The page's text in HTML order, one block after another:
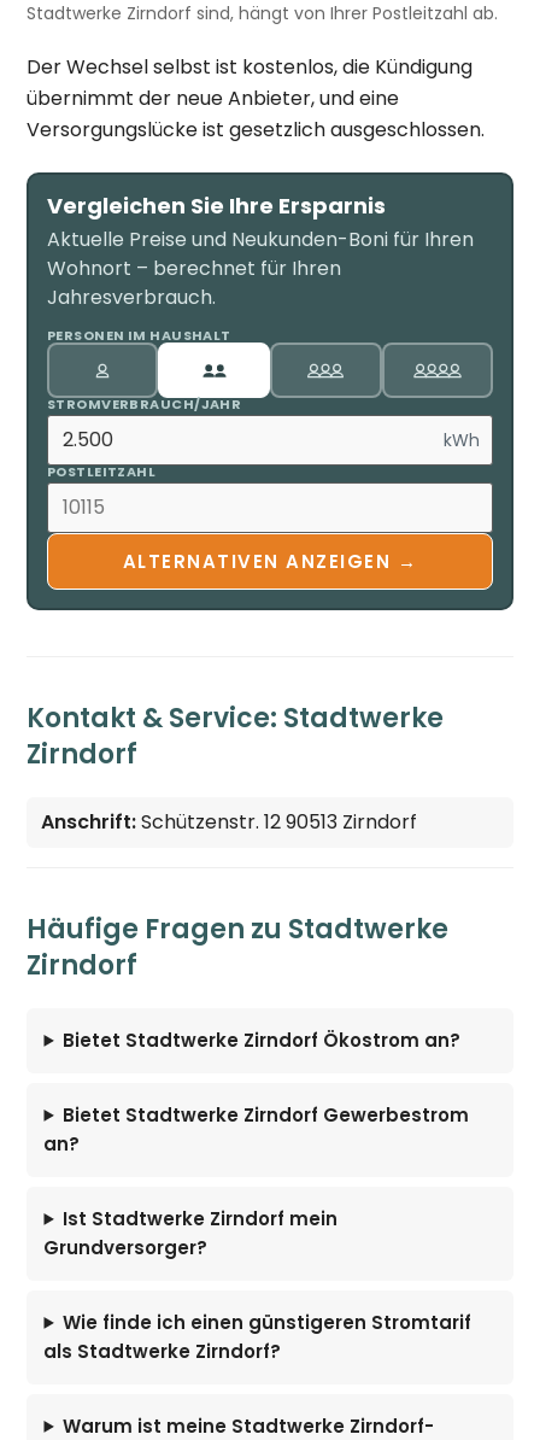
Stadtwerke Zirndorf sind, hängt von Ihrer Postleitzahl ab.
Der Wechsel selbst ist kostenlos, die Kündigung
übernimmt der neue Anbieter, und eine
Versorgungslücke ist gesetzlich ausgeschlossen.
Vergleichen Sie Ihre Ersparnis
Aktuelle Preise und Neukunden-Boni für Ihren
Wohnort – berechnet für Ihren
Jahresverbrauch.
PERSONEN IM HAUSHALT
STROMVERBRAUCH/JAHR
kWh
POSTLEITZAHL
ALTERNATIVEN ANZEIGEN →
Kontakt & Service: Stadtwerke
Zirndorf
Anschrift:Schützenstr. 12 90513 Zirndorf
Häufige Fragen zu Stadtwerke
Zirndorf
Bietet Stadtwerke Zirndorf Ökostrom an?
Bietet Stadtwerke Zirndorf Gewerbestrom
an?
Ist Stadtwerke Zirndorf mein
Grundversorger?
Wie finde ich einen günstigeren Stromtarif
als Stadtwerke Zirndorf?
Warum ist meine Stadtwerke Zirndorf-